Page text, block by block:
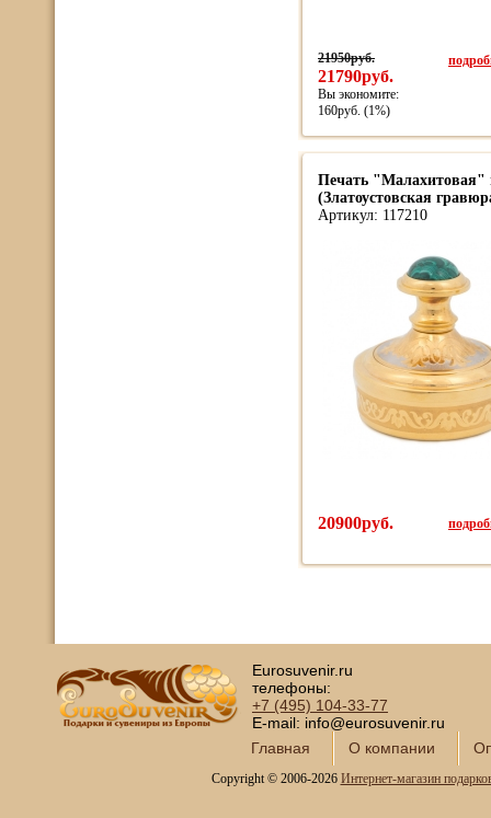
21950руб.
21790руб.
Вы экономите:
160руб. (1%)
Печать "Малахитовая"
(Златоустовская
Артикул: 117210
20900руб.
Eurosuvenir.ru
телефоны:
+7 (495) 104-33-77
E-mail: info@eurosuvenir.ru
Главная
О компании
Copyright © 2006-2026 Интернет-магазин